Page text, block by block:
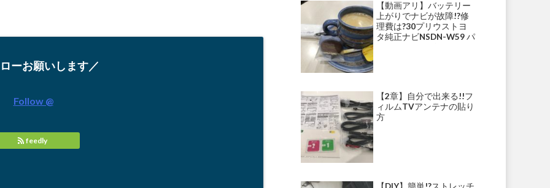
ーお願いします／
Follow @
feedly
【動画アリ】バッテリー
上がりでナビが故障!?修
理費は?30プリウストヨ
タ純正ナビNSDN-W59 パ
【2章】自分で出来る!!フ
ィルムTVアンテナの貼り
方